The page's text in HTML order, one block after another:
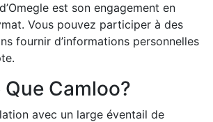
est son engagement en
Vous pouvez participer à des
fournir d’informations personnelles
Que Camloo?
avec un large éventail de